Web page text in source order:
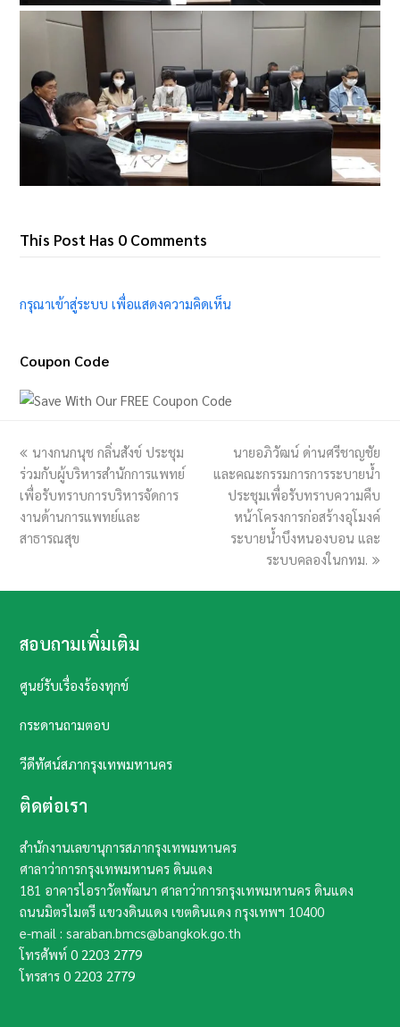
This Post Has 0 Comments
กรุณาเข้าสู่ระบบ เพื่อแสดงความคิดเห็น
Coupon Code
previous
post:
นางกนกนุช กลิ่นสังข์ ประชุม
ร่วมกับผู้บริหารสำนักการแพทย์
เพื่อรับทราบการบริหารจัดการ
งานด้านการแพทย์และ
สาธารณสุข
next
post:
นายอภิวัฒน์ ด่านศรีชาญชัย
และคณะกรรมการการระบายน้ำ
ประชุมเพื่อรับทราบความคืบ
หน้าโครงการก่อสร้างอุโมงค์
ระบายน้ำบึงหนองบอน และ
ระบบคลองในกทม.
สอบถามเพิ่มเติม
ศูนย์รับเรื่องร้องทุกข์
กระดานถามตอบ
วีดีทัศน์สภากรุงเทพมหานคร
ติดต่อเรา
สำนักงานเลขานุการสภากรุงเทพมหานคร
ศาลาว่าการกรุงเทพมหานคร ดินแดง
181 อาคารไอราวัตพัฒนา ศาลาว่าการกรุงเทพมหานคร ดินแดง
ถนนมิตรไมตรี แขวงดินแดง เขตดินแดง กรุงเทพฯ​ 10400​
e-mail : saraban.bmcs@bangkok.go.th
โทรศัพท์0 2203 2779
โทรสาร0 2203 2779